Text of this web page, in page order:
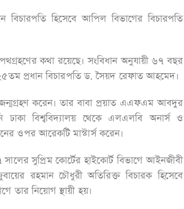
হিসেবে আপিল বিভাগের বিচারপতি
কথা রয়েছে। সংবিধান অনুযায়ী ৬৭ বছর
প্রধান বিচারপতি ড. সৈয়দ রেফাত আহমেদ।
করেন। তার বাবা প্রয়াত এএফএম আবদুর
ঢাকা বিশ্ববিদ্যালয় থেকে এলএলবি অনার্স ও
ওপর আরেকটি মাস্টার্স করেন।
সুপ্রিম কোর্টের হাইকোর্ট বিভাগে আইনজীবী
রহমান চৌধুরী অতিরিক্ত বিচারক হিসেবে
তার নিয়োগ স্থায়ী হয়।